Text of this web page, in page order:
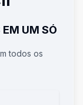
UM SÓ
todos os